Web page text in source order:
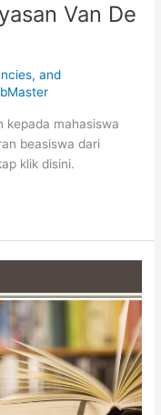
Van De
and
kepada mahasiswa
beasiswa dari
klik disini.